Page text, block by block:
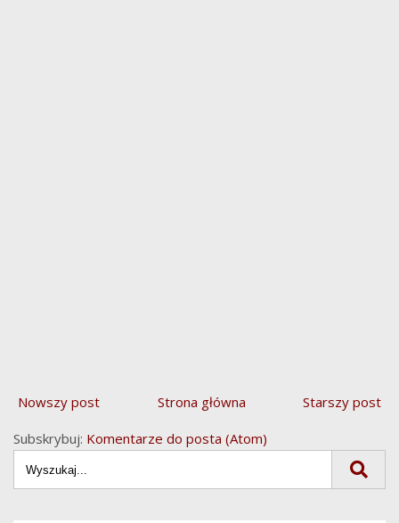
Nowszy post Starszy post
Strona główna
Subskrybuj: Komentarze do posta (Atom)